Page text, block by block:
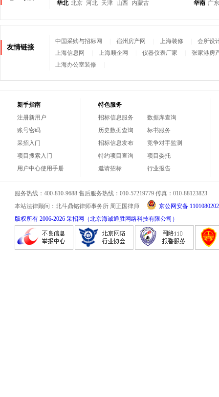
华北 北京 河北 天津 山西 内蒙古 华南 广东
友情链接
中国采购与招标网 宿州房产网 上海装修
会所设
上海信息网
上海顺企网 仪器仪表厂家
张家港房
上海办公室装修
新手指南
注册新用户
账号密码
采招入门
项目搜索入门
用户中心使用手册
特色服务
招标信息服务
数据库查询
历史数据查询
标书服务
招标信息发布
竞争对手监测
特约项目查询
项目委托
邀请招标
行业报告
服务热线：400-810-9688 售后服务热线：010-57219779 传真：010-88123823
本站法律顾问：北斗鼎铭律师事务所 周正国律师
京公网安备
版权所有 2006-2026 采招网（北京海诚通胜网络科技有限公司）